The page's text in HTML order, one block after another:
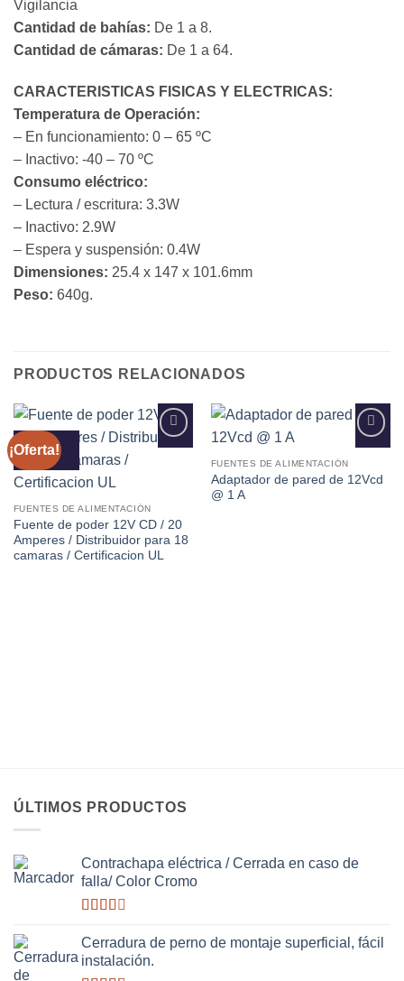
Vigilancia
Cantidad de bahías: De 1 a 8.
Cantidad de cámaras: De 1 a 64.
CARACTERISTICAS FISICAS Y ELECTRICAS:
Temperatura de Operación:
– En funcionamiento: 0 – 65 ºC
– Inactivo: -40 – 70 ºC
Consumo eléctrico:
– Lectura / escritura: 3.3W
– Inactivo: 2.9W
– Espera y suspensión: 0.4W
Dimensiones: 25.4 x 147 x 101.6mm
Peso: 640g.
PRODUCTOS RELACIONADOS
¡Oferta!
Añadir
FUENTES DE ALIMENTACIÓN
Fuente de poder 12V CD / 20
Amperes / Distribuidor para 18
camaras / Certificacion UL
Añadir
lista de
deseos
FUENTES DE ALIMENTACIÓN
Adaptador de pared de 12Vcd
@ 1 A
ÚLTIMOS PRODUCTOS
Contrachapa eléctrica / Cerrada en caso de
falla/ Color Cromo
con
2.51
de 5
Cerradura de perno de montaje superficial, fácil
instalación.